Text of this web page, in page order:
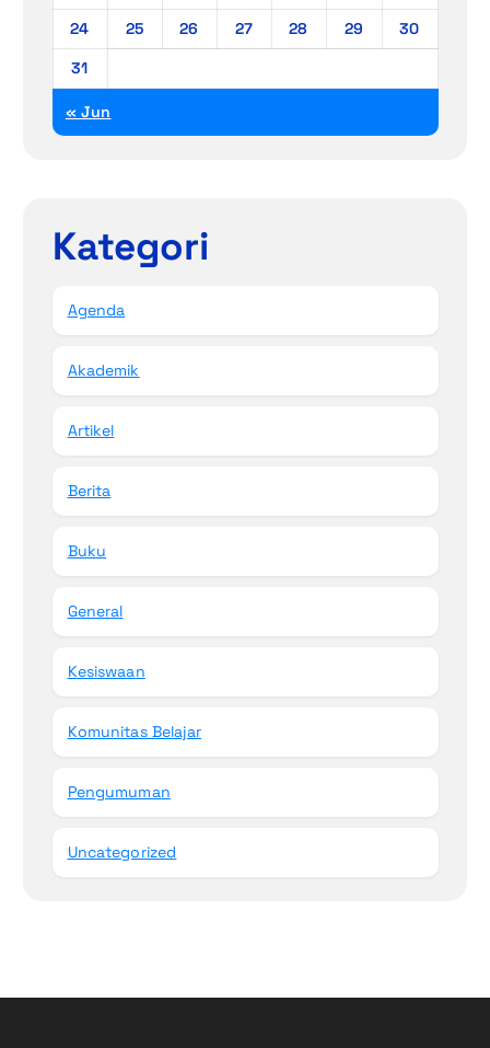
24
25 26 27 28 29
30
31
« Jun
Kategori
Agenda
Akademik
Artikel
Berita
Buku
General
Kesiswaan
Komunitas Belajar
Pengumuman
Uncategorized